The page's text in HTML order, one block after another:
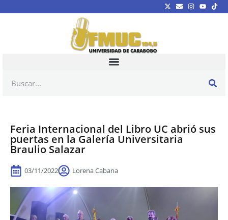
Feria Internacional del Libro UC abrió sus
puertas en la Galería Universitaria
Braulio Salazar
03/11/2022 Lorena Cabana